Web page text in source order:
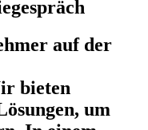
auf der
bieten
um